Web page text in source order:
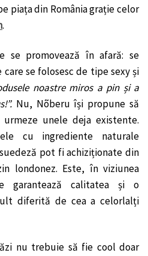
piața din România grație celor
.
se promovează în afară: se
se folosesc de tipe sexy și
noastre miros a pin și a
Nu, Nõberu își propune să
unele deja existente.
cu ingrediente naturale
pot fi achiziționate din
londonez. Este, în viziunea
garantează calitatea și o
diferită de cea a celorlalți
nu trebuie să fie cool doar